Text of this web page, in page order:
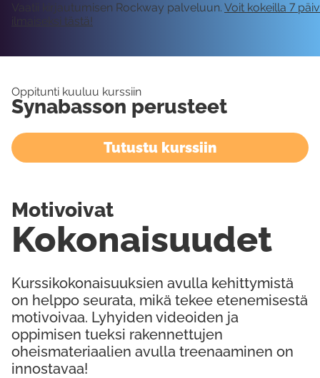
Vaatii kirjautumisen Rockway palveluun. Voit kokeilla 7
ilmaiseksi tästä!
Oppitunti kuuluu kurssiin
Synabasson perusteet
Tutustu kurssiin
Kurssikokonaisuuksien avulla kehittymistä
on helppo seurata, mikä tekee etenemisestä
motivoivaa. Lyhyiden videoiden ja
oppimisen tueksi rakennettujen
oheismateriaalien avulla treenaaminen on
innostavaa!
Kokonaisuudet
Motivoivat